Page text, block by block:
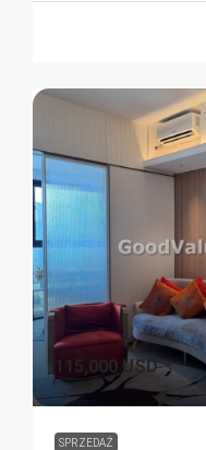
115,000 USD
SPRZEDAŻ